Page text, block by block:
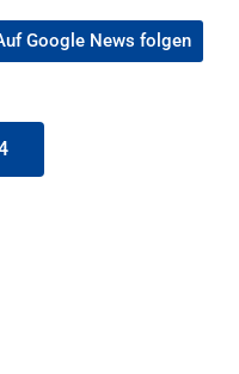
Google News folgen